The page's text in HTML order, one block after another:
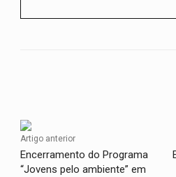
Artigo anterior
Encerramento do Programa
“Jovens pelo ambiente” em